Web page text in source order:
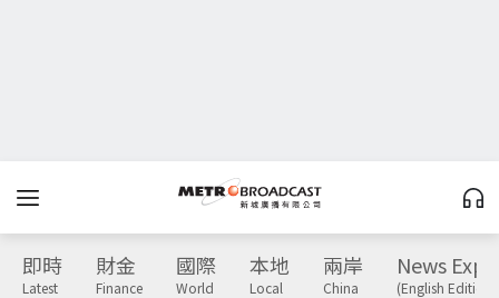
即時
Latest
財金
Finance
國際
World
本地
Local
兩岸
China
News
(English Edition)